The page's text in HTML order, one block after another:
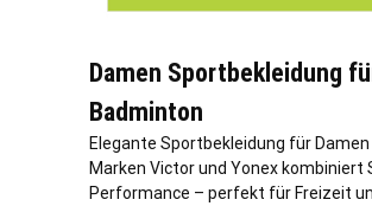
Damen Sportbekleidung
Badminton
Elegante Sportbekleidung für Damen
Marken Victor und Yonex kombiniert
Performance – perfekt für Freizeit